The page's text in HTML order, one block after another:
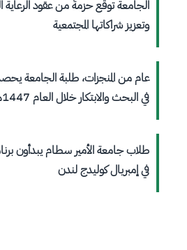
الجامعة توقع حزمةً من عقود الرعاية
وتعزيز شراكاتها المجتمعية
عام من المنجزات، طلبة الجامعة
في البحث والابتكار خلال العام 1447هـ
طلاب جامعة الأمير سطام يبدأون
في إمبريال كوليدج لندن